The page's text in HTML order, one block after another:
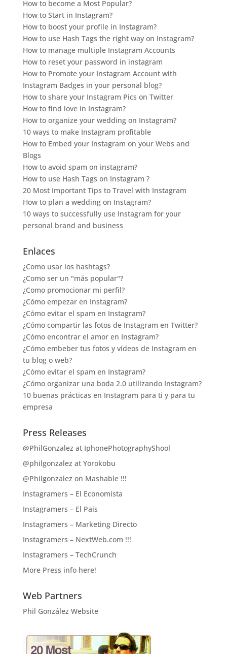
How to become a Most Popular?
How to Start in Instagram?
How to boost your profile in Instagram?
How to use Hash Tags the right way on Instagram?
How to manage multiple Instagram Accounts
How to reset your password in instagram
How to Promote your Instagram Account with
Instagram Badges in your personal blog?
How to share your Instagram Pics on Twitter
How to find love in Instagram?
How to organize your wedding on Instagram?
10 ways to make Instagram profitable
How to Embed your Instagram on your Webs and
Blogs
How to avoid spam on instagram?
How to use Hash Tags on Instagram ?
20 Most Important Tips to Travel with Instagram
How to plan a wedding on Instagram?
10 ways to successfully use Instagram for your
personal brand and business
Enlaces
¿Como usar los hashtags?
¿Como ser un "más popular"?
¿Como promocionar mi perfil?
¿Cómo empezar en Instagram?
¿Cómo evitar el spam en Instagram?
¿Cómo compartir las fotos de Instagram en Twitter?
¿Cómo encontrar el amor en Instagram?
¿Cómo embeber tus fotos y vídeos de Instagram en
tu blog o web?
¿Cómo evitar el spam en Instagram?
¿Cómo organizar una boda 2.0 utilizando Instagram?
10 buenas prácticas en Instagram para ti y para tu
empresa
Press Releases
@PhilGonzalez at IphonePhotographyShool
@philgonzalez at Yorokobu
@Philgonzalez on Mashable !!!
Instagramers – El Economista
Instagramers – El Pais
Instagramers – Marketing Directo
Instagramers – NextWeb.com !!!
Instagramers – TechCrunch
More Press info here!
Web Partners
Phil González Website